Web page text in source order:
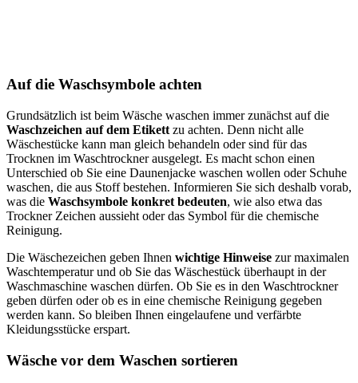
Auf die Waschsymbole achten
Grundsätzlich ist beim Wäsche waschen immer zunächst auf die
Waschzeichen auf dem Etikett zu achten. Denn nicht alle
Wäschestücke kann man gleich behandeln oder sind für das
Trocknen im Waschtrockner ausgelegt. Es macht schon einen
Unterschied ob Sie eine Daunenjacke waschen wollen oder Schuhe
waschen, die aus Stoff bestehen. Informieren Sie sich deshalb vorab,
was die Waschsymbole konkret bedeuten, wie also etwa das
Trockner Zeichen aussieht oder das Symbol für die chemische
Reinigung.
Die Wäschezeichen geben Ihnen wichtige Hinweise zur maximalen
Waschtemperatur und ob Sie das Wäschestück überhaupt in der
Waschmaschine waschen dürfen. Ob Sie es in den Waschtrockner
geben dürfen oder ob es in eine chemische Reinigung gegeben
werden kann. So bleiben Ihnen eingelaufene und verfärbte
Kleidungsstücke erspart.
Wäsche vor dem Waschen sortieren